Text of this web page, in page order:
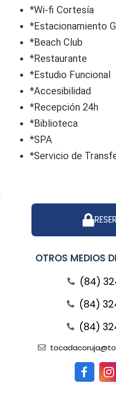
*Wi-fi Cortesía
*Estacionamiento
*Beach Club
*Restaurante
*Estudio Funcional
*Accesibilidad
*Recepción 24h
*Biblioteca
*SPA
*Servicio de
OTROS MEDIOS
(84)
(84)
(84)